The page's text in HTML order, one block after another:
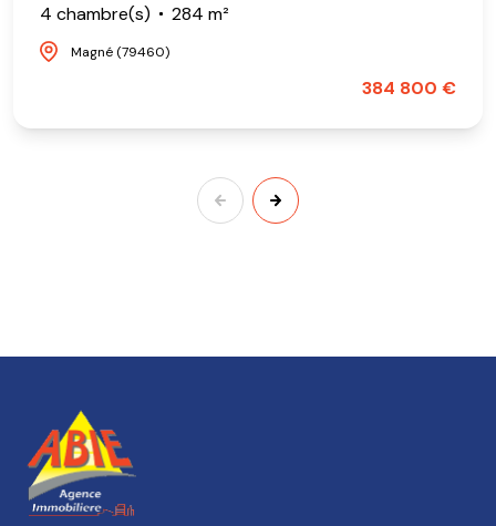
4 chambre(s)
284 m²
Magné (79460)
384 800 €